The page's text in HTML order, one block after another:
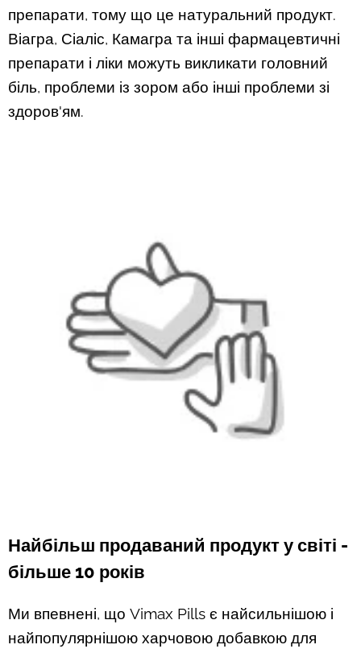
препарати, тому що це натуральний продукт.
Віагра, Сіаліс, Камагра та інші фармацевтичні
препарати і ліки можуть викликати головний
біль, проблеми із зором або інші проблеми зі
здоров'ям.
Найбільш продаваний продукт у світі -
більше 10 років
Ми впевнені, що Vimax Pills є найсильнішою і
найпопулярнішою харчовою добавкою для